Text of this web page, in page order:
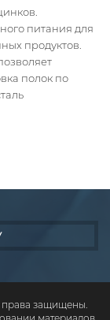
питания для
продуктов.
полок по
защищены.